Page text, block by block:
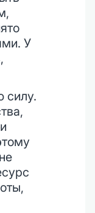
У
силу.